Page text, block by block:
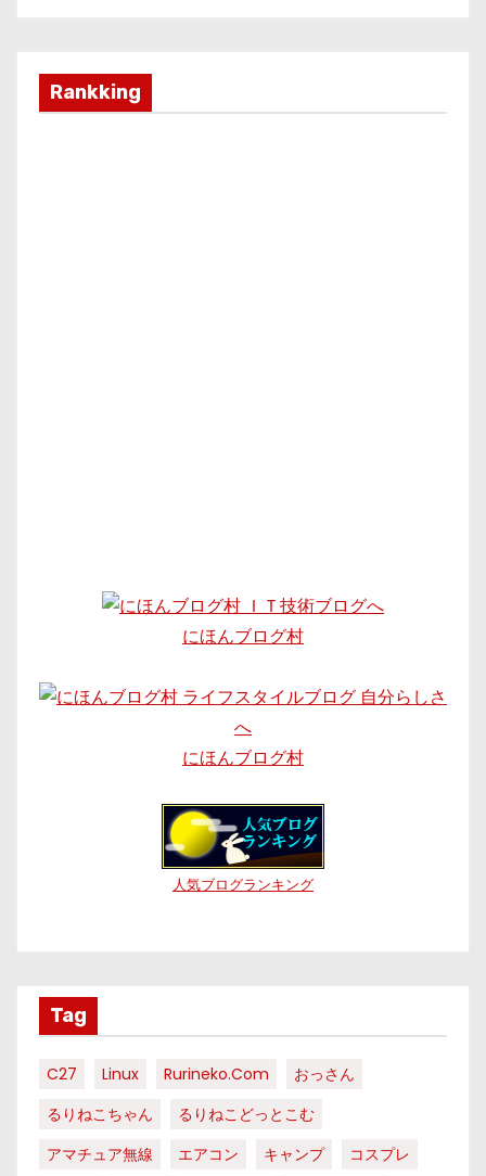
Rankking
にほんブログ村
にほんブログ村
人気ブログランキング
Tag
C27 Linux Rurineko.com
おっさん
るりねこちゃん
るりねこどっとこむ
アマチュア無線
エアコン キャンプ
コスプレ